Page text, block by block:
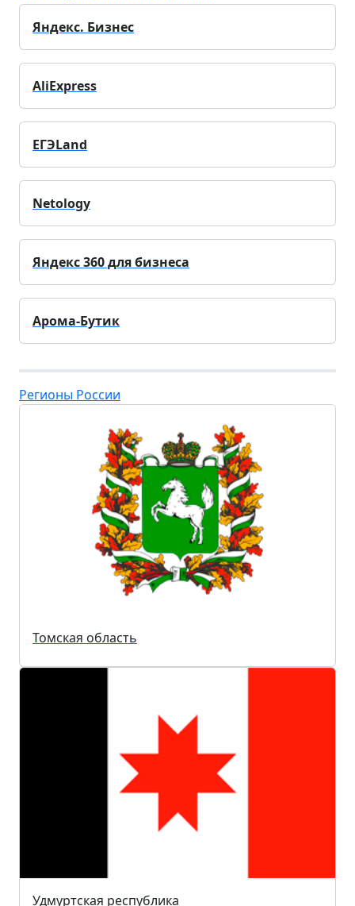
Яндекс. Бизнес
AliExpress
ЕГЭLand
Netology
Яндекс 360 для бизнеса
Арома-Бутик
Регионы России
Томская область
Удмуртская республика